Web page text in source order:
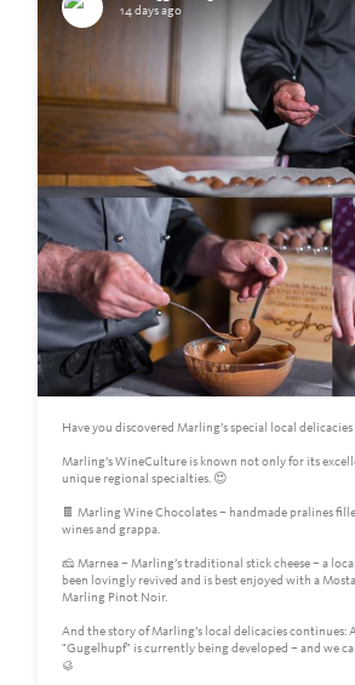
14 days ago
Have you discovered Marling’s special local
Marling’s WineCulture is known not only for its
unique regional specialties. 😍
🍫 Marling Wine Chocolates – handmade pralines
wines and grappa.
🧀 Marnea – Marling’s traditional stick cheese – a
been lovingly revived and is best enjoyed with a
Marling Pinot Noir.
And the story of Marling’s local delicacies continues:
"Gugelhupf" is currently being developed – and we
🥮